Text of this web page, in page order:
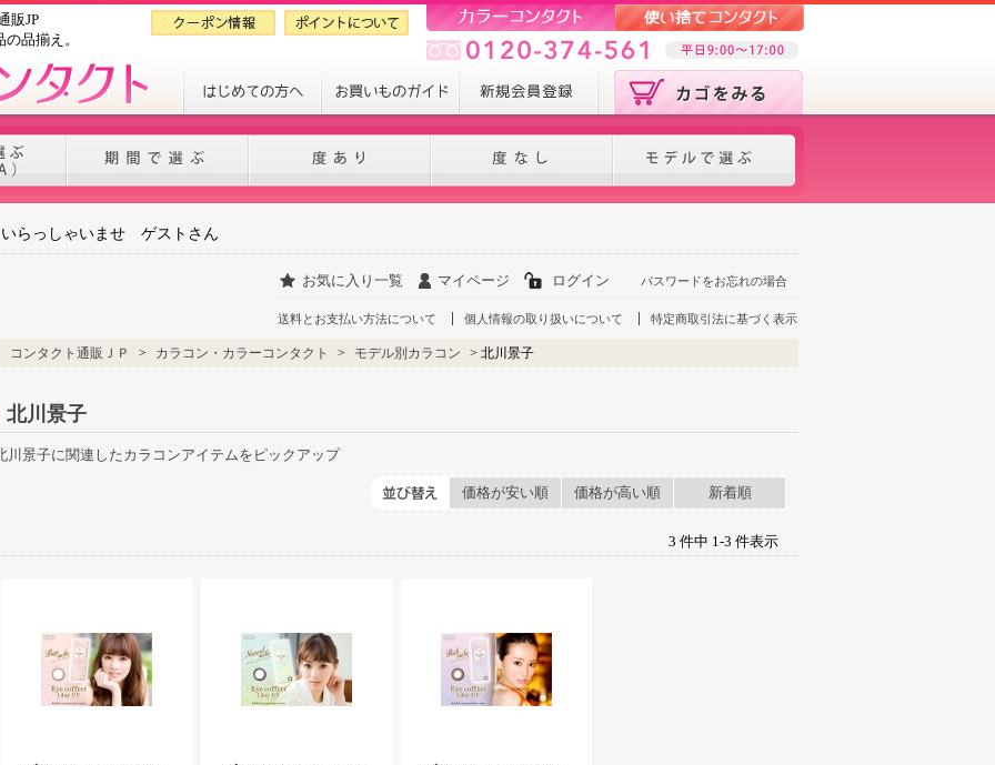
販JP
品揃え。
いらっしゃいませ ゲストさん
お気に入り一覧 マイページ ログイン パスワードをお忘れの場合
送料とお支払い方法について 個人情報の取り扱いについて 特定商取引法に基づく表示
コンタクト通販ＪＰ > カラコン・カラーコンタクト > モデル別カラコン > 北川景子
北川景子
川景子に関連したカラコンアイテムをピックアップ
価格が安い順 価格が高い順 新着順
3 件中 1-3 件表示